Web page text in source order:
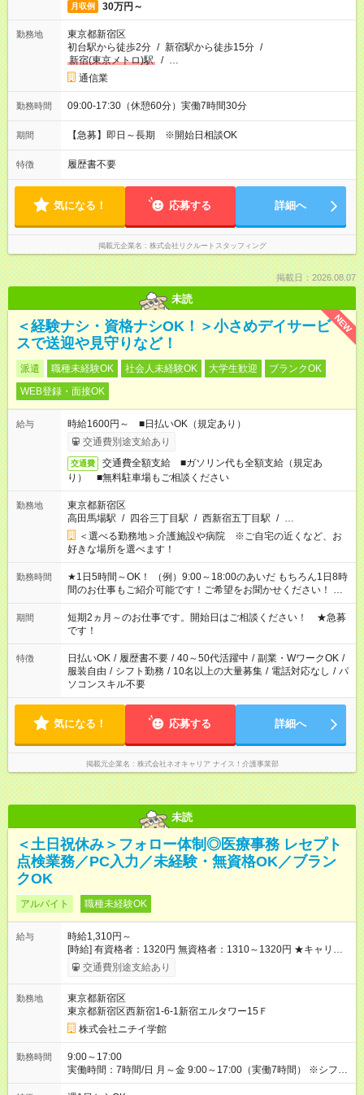
月収例 30万円～
勤務地
東京都新宿区
初台駅から徒歩2分 / 新宿駅から徒歩15分 /
新宿(東京メトロ)駅
/ …
通信業
勤務時間 09:00-17:30（休憩60分）実働7時間30分
期間 【急募】即日～長期 ※開始日相談OK
特徴 履歴書不要
気になる！ 応募する 詳細へ
掲載元企業名 株式会社リクルートスタッフィング
掲載日：2026.08.07
未読
NEW
＜経験ナシ・資格ナシOK！＞小さめデイサービ
スで送迎や見守りなど！
派遣 職種未経験OK 社会人未経験OK 大学生歓迎
ブランクOK
WEB登録・面接OK
給与
時給1600円～ ■日払いOK（規定あり）
交通費別途支給あり
交通費
交通費全額支給 ■ガソリン代も全額支給（規定あ
り） ■無料駐車場もご相談ください
勤務地
東京都新宿区
高田馬場駅 / 四谷三丁目駅 / 西新宿五丁目駅 / …
＜選べる勤務地＞介護施設や病院 ※ご自宅の近くなど、お
好きな場所を選べます！
勤務時間
★1日5時間～OK！ （例）9:00～18:00のあいだ もちろん1日8時
間のお仕事もご紹介可能です！ご希望をお聞かせください！ ★
家庭の都合でお休みが必要な場合も遠慮なくご相談ください。
※週最低15時間以上の勤務が必要です
期間
短期2ヵ月～のお仕事です。開始日はご相談ください！ ★急募
です！
特徴 日払いOK / 履歴書不要 / 40～50代活躍中 / 副業・WワークOK /
服装自由 / シフト勤務 / 10名以上の大量募集 / 電話対応なし / パ
ソコンスキル不要
気になる！ 応募する 詳細へ
掲載元企業名 株式会社ネオキャリア ナイス！介護事業部
未読
＜土日祝休み＞フォロー体制◎医療事務 レセプト
点検業務／PC入力／未経験・無資格OK／ブラン
クOK
アルバイト 職種未経験OK
給与
時給1,310円～
[時給] 有資格者：1320円 無資格者：1310～1320円 ★キャリア
アップ制度あり 進級により給与がアップします！ 【試用期間】
試用期間あり 試用期間の長さ：3ヶ月 雇用形態、給与は本採用
交通費別途支給あり
勤務地
東京都新宿区
東京都新宿区西新宿1-6-1新宿エルタワー15Ｆ
株式会社ニチイ学館
勤務時間
9:00～17:00
実働時間：7時間/日 月～金 9:00～17:00（実働7時間） ※シフト
による月7日～10日勤務 ※レセプト点検の場合は土日祝の出勤も